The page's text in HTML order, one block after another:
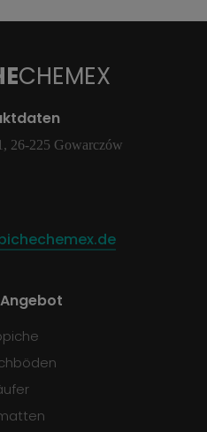
CHEMEX
26-225 Gowarczów